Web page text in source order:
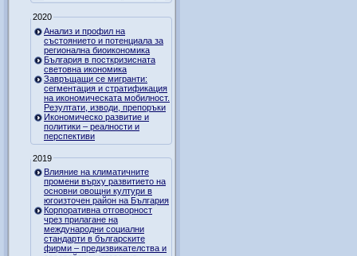
2020
Анализ и профил на
състоянието и потенциала за
регионална биоикономика
България в посткризисната
световна икономика
Завръщащи се мигранти:
сегментация и стратификация
на икономическата мобилност.
Резултати, изводи, препоръки
Икономическо развитие и
политики – реалности и
перспективи
2019
Влияние на климатичните
промени върху развитието на
основни овощни култури в
югоизточен район на България
Корпоративна отговорност
чрез прилагане на
международни социални
стандарти в българските
фирми – предизвикателства и